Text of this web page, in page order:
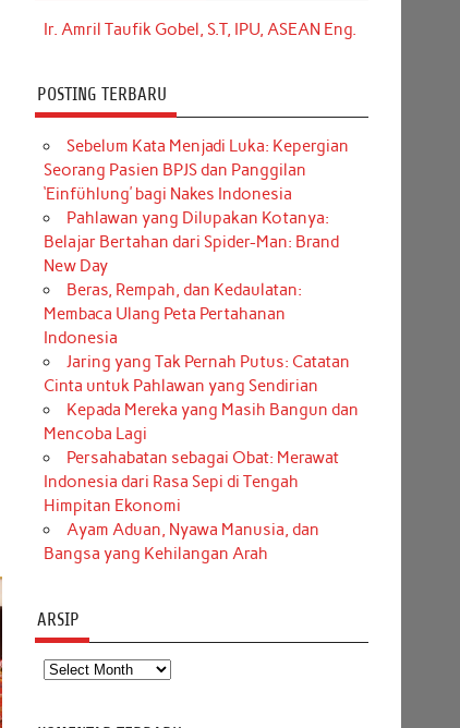
Ir. Amril Taufik Gobel, S.T, IPU, ASEAN Eng.
POSTING TERBARU
Sebelum Kata Menjadi Luka: Kepergian
Seorang Pasien BPJS dan Panggilan
‘Einfühlung’ bagi Nakes Indonesia
Pahlawan yang Dilupakan Kotanya:
Belajar Bertahan dari Spider-Man: Brand
New Day
Beras, Rempah, dan Kedaulatan:
Membaca Ulang Peta Pertahanan
Indonesia
Jaring yang Tak Pernah Putus: Catatan
Cinta untuk Pahlawan yang Sendirian
Kepada Mereka yang Masih Bangun dan
Mencoba Lagi
Persahabatan sebagai Obat: Merawat
Indonesia dari Rasa Sepi di Tengah
Himpitan Ekonomi
Ayam Aduan, Nyawa Manusia, dan
Bangsa yang Kehilangan Arah
ARSIP
Arsip